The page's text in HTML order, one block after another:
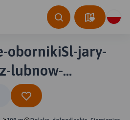
obornikiSl-jary-
lubnow-
obornikiSl-